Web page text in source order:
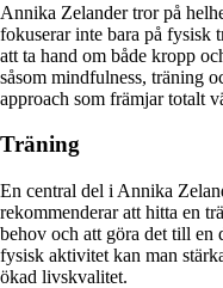
Annika Zelander tror på
fokuserar inte bara på fysisk
att ta hand om både kropp
såsom mindfulness, träning
approach som främjar totalt
Träning
En central del i Annika
rekommenderar att hitta en
behov och att göra det till en
fysisk aktivitet kan man
ökad livskvalitet.